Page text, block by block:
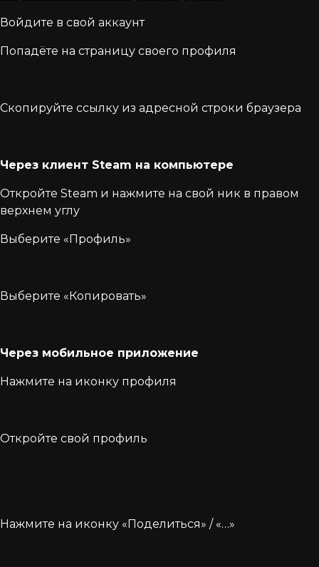
Войдите в свой аккаунт
Попадёте на страницу своего профиля
Скопируйте ссылку из адресной строки браузера
Через клиент Steam на компьютере
Откройте Steam и нажмите на свой ник в правом
верхнем углу
Выберите «Профиль»
Выберите «Копировать»
Через мобильное приложение
Нажмите на иконку профиля
Откройте свой профиль
Нажмите на иконку «Поделиться» / «…»